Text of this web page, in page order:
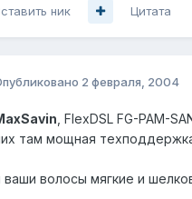
ник Цитата
2 февраля, 2004
, FlexDSL FG-PAM-
там мощная
ваши волосы мягкие и